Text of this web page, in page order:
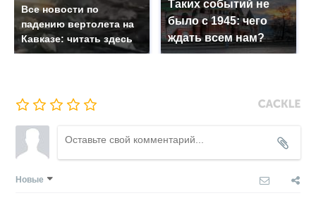
Все новости по
падению вертолета на
Кавказе: читать здесь
Таких событий не
было с 1945: чего
ждать всем нам?
Новые